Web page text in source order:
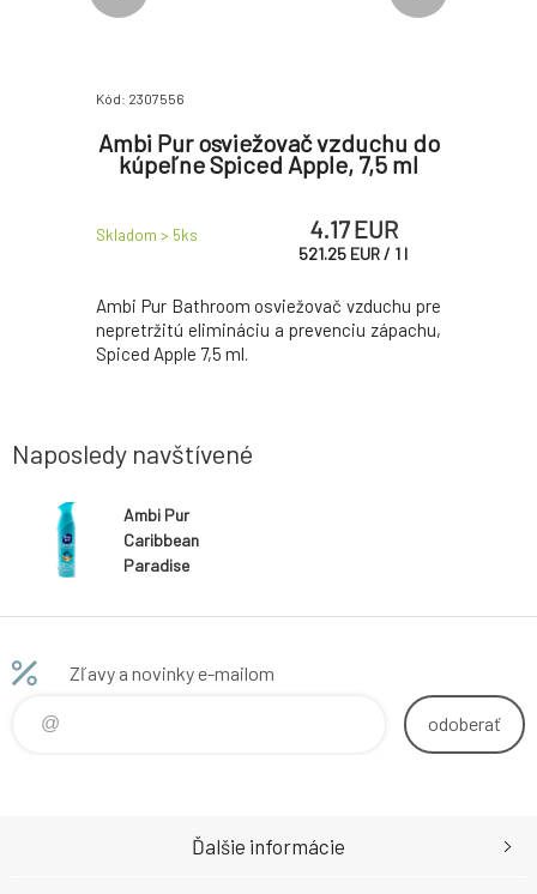
Kód: 2307556
Ambi Pur osviežovač vzduchu do
kúpeľne Spiced Apple, 7,5 ml
Skladom > 5ks 4.17 EUR
521.25 EUR/ 1 l
Ambi Pur Bathroom osviežovač vzduchu pre
nepretržitú elimináciu a prevenciu zápachu,
Spiced Apple 7,5 ml.
Naposledy navštívené
Ambi Pur
Caribbean
Paradise
vzduchu sprej
Zľavy a novinky e-mailom
odoberať
Ďalšie informácie